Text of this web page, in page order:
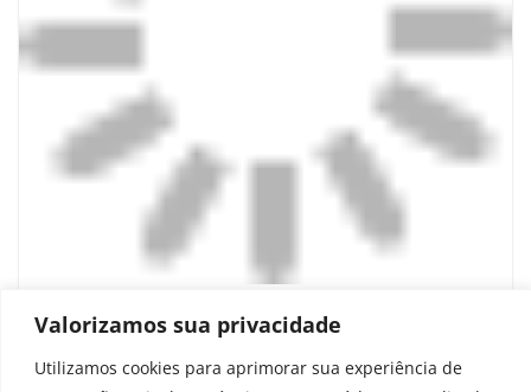
Valorizamos sua privacidade
Utilizamos cookies para aprimorar sua experiência de
O que é o “Conselho da Paz” de Trump e
o que a ONU tem a ver com isso?